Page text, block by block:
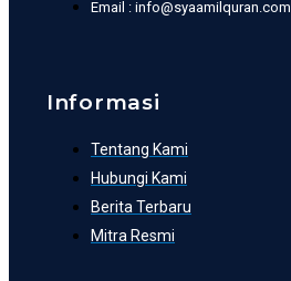
Email : info@syaamilquran.com
Informasi
Tentang Kami
Hubungi Kami
Berita Terbaru
Mitra Resmi